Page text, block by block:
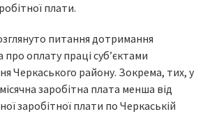
плати.
питання дотримання
оплату праці суб’єктами
Черкаського району. Зокрема, тих, у
заробітна плата менша від
заробітної плати по Черкаській